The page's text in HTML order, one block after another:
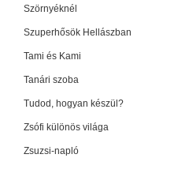
Szörnyéknél
Szuperhősök Hellászban
Tami és Kami
Tanári szoba
Tudod, hogyan készül?
Zsófi különös világa
Zsuzsi-napló